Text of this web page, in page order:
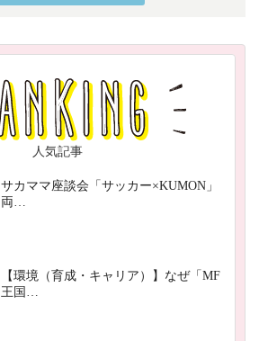
人気記事
サカママ座談会「サッカー×KUMON」
両…
【環境（育成・キャリア）】なぜ「MF
王国…